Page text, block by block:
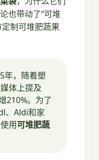
也带动了“可堆
制可堆肥蔬果
年，随着塑
体上提及
210%。为了
、Aldi和家
用可堆肥蔬